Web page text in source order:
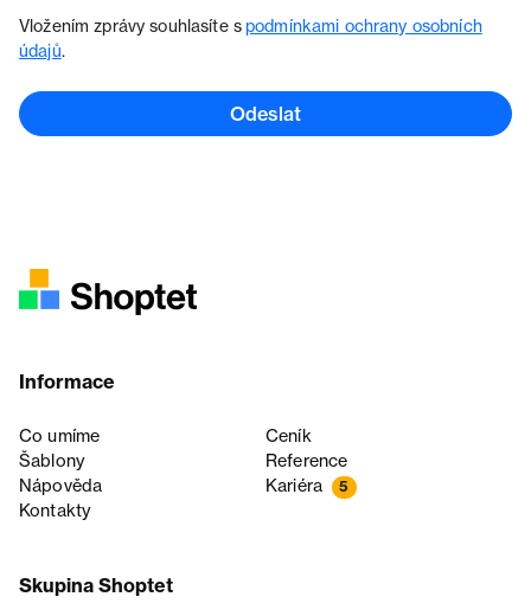
Vložením zprávy souhlasíte spodmínkami ochrany osobních
údajů.
Odeslat
Informace
Co umíme
Ceník
Šablony
Reference
Nápověda
Kariéra 5
Kontakty
Skupina Shoptet